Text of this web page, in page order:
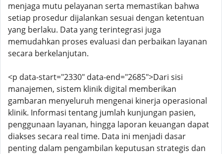
menjaga mutu pelayanan serta memastikan bahwa
setiap prosedur dijalankan sesuai dengan ketentuan
yang berlaku. Data yang terintegrasi juga
memudahkan proses evaluasi dan perbaikan layanan
secara berkelanjutan.
<p data-start="2330" data-end="2685">Dari sisi
manajemen, sistem klinik digital memberikan
gambaran menyeluruh mengenai kinerja operasional
klinik. Informasi tentang jumlah kunjungan pasien,
penggunaan layanan, hingga laporan keuangan dapat
diakses secara real time. Data ini menjadi dasar
penting dalam pengambilan keputusan strategis dan